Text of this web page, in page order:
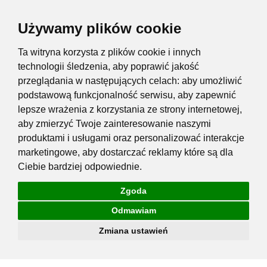
Używamy plików cookie
Ta witryna korzysta z plików cookie i innych
technologii śledzenia, aby poprawić jakość
przeglądania w następujących celach: aby umożliwić
podstawową funkcjonalność serwisu, aby zapewnić
lepsze wrażenia z korzystania ze strony internetowej,
aby zmierzyć Twoje zainteresowanie naszymi
produktami i usługami oraz personalizować interakcje
marketingowe, aby dostarczać reklamy które są dla
Ciebie bardziej odpowiednie.
Zgoda
Odmawiam
Zmiana ustawień